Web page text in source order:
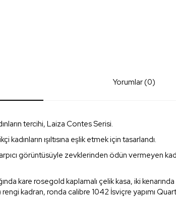
Yorumlar (0)
tercihi, Laiza Contes Serisi.
ışıltısına eşlik etmek için tasarlandı.
görüntüsüyle zevklerinden ödün vermeyen
kare rosegold kaplamalı çelik kasa, iki
kadran, ronda calibre 1042 İsviçre yapımı